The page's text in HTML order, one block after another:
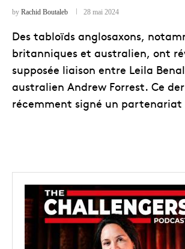
by Rachid Boutaleb 28 mai 2024
Des tabloïds anglosaxons,
britanniques et australien, ont
supposée liaison entre Leila
australien Andrew Forrest. Ce
récemment signé un